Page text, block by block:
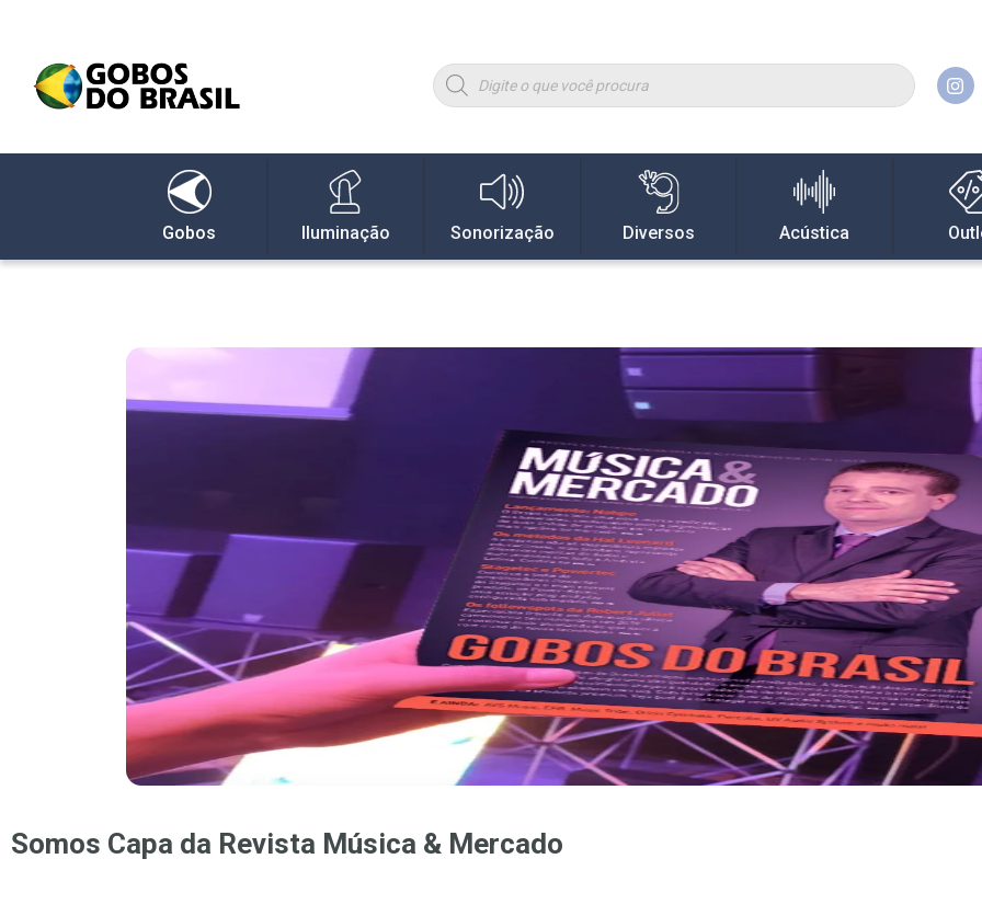
Gobos Iluminação Sonorização Diversos Acústica
Somos Capa da Revista Música & Mercado